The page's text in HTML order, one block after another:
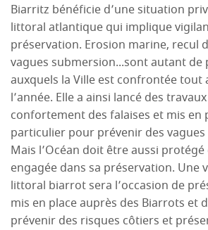
Biarritz bénéficie d’une situation
littoral atlantique qui implique
préservation. Erosion marine, recul
vagues submersion...sont autant de
auxquels la Ville est confrontée tout
l’année. Elle a ainsi lancé des
confortement des falaises et mis en
particulier pour prévenir des
Mais l’Océan doit être aussi
engagée dans sa préservation. Une
littoral biarrot sera l’occasion de
mis en place auprès des Biarrots et
prévenir des risques côtiers et